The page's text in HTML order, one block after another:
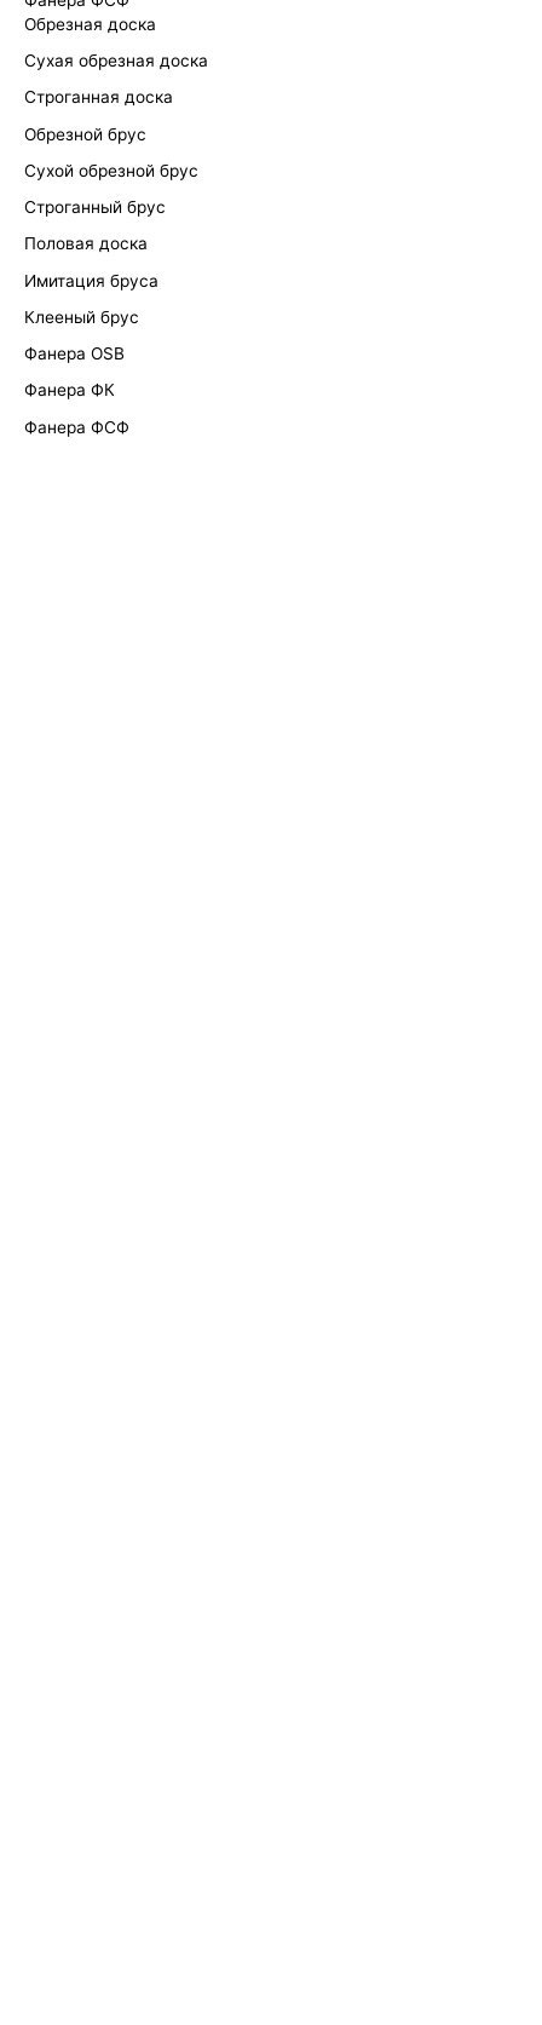
Обрезная доска
Сухая обрезная доска
Строганная доска
Обрезной брус
Сухой обрезной брус
Строганный брус
Половая доска
Имитация бруса
Клееный брус
Фанера OSB
Фанера ФК
Фанера ФСФ